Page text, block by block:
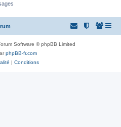
Software © phpBB Limited
phpBB-fr.com
| Conditions